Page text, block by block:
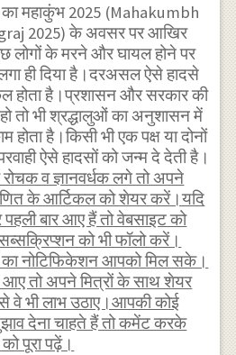
महाकुंभ 2025 (Mahakumbh
2025) के अवसर पर आखिर
लोगों के मरने और घायल होने पर
ही दिया है।दरअसल ऐसे हादसे
होता है।प्रशासन और सरकार की
तो भी श्रद्धालुओं का अनुशासन में
होता है।किसी भी एक पक्ष या दोनों
ऐसे हादसों को जन्म दे देती है।
व ज्ञानवर्धक लगे तो अपने
के आर्टिकल को शेयर करें।यदि
बार आए हैं तो वेबसाइट को
को भी फॉलो करें।
नोटिफिकेशन आपको मिल सके।
तो अपने मित्रों के साथ शेयर
भी लाभ उठाए।आपकी कोई
देना चाहते हैं तो कमेंट करके
पूरा पढ़ें।